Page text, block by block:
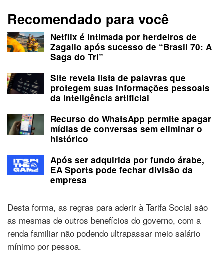
Recomendado para você
Netflix é intimada por herdeiros de
Zagallo após sucesso de “Brasil 70: A
Saga do Tri”
Site revela lista de palavras que
protegem suas informações pessoais
da inteligência artificial
Recurso do WhatsApp permite apagar
mídias de conversas sem eliminar o
histórico
Após ser adquirida por fundo árabe,
EA Sports pode fechar divisão da
empresa
Desta forma, as regras para aderir à Tarifa Social são
as mesmas de outros benefícios do governo, com a
renda familiar não podendo ultrapassar meio salário
mínimo por pessoa.